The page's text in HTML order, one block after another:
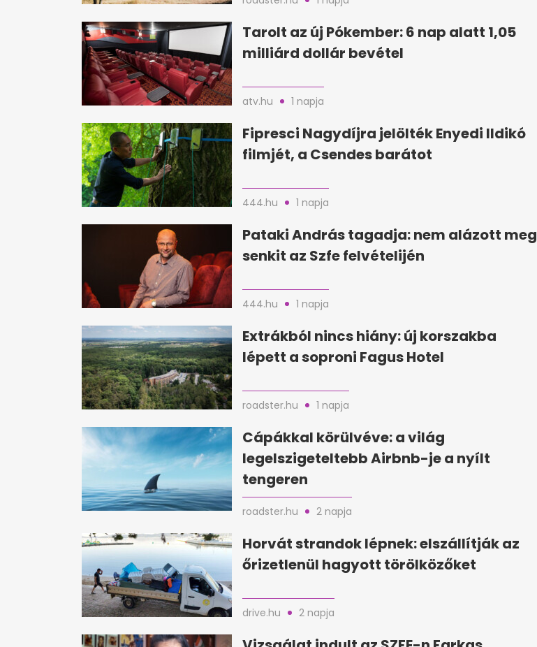
Tarolt az új Pókember: 6 nap alatt 1,05
milliárd dollár bevétel
atv.hu 1 napja
Fipresci Nagydíjra jelölték Enyedi Ildikó
filmjét, a Csendes barátot
444.hu 1 napja
Pataki András tagadja: nem alázott meg
senkit az Szfe felvételijén
444.hu 1 napja
Extrákból nincs hiány: új korszakba
lépett a soproni Fagus Hotel
roadster.hu 1 napja
Cápákkal körülvéve: a világ
legelszigeteltebb Airbnb-je a nyílt
tengeren
roadster.hu 2 napja
Horvát strandok lépnek: elszállítják az
őrizetlenül hagyott törölközőket
drive.hu 2 napja